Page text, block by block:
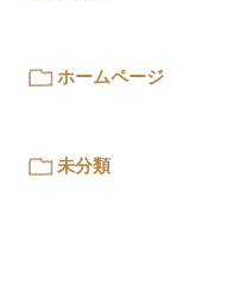
ホームページ
未分類